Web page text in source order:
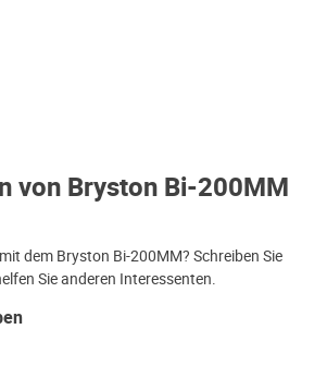
von Bryston Bi-200MM
dem Bryston Bi-200MM? Schreiben Sie
Sie anderen Interessenten.